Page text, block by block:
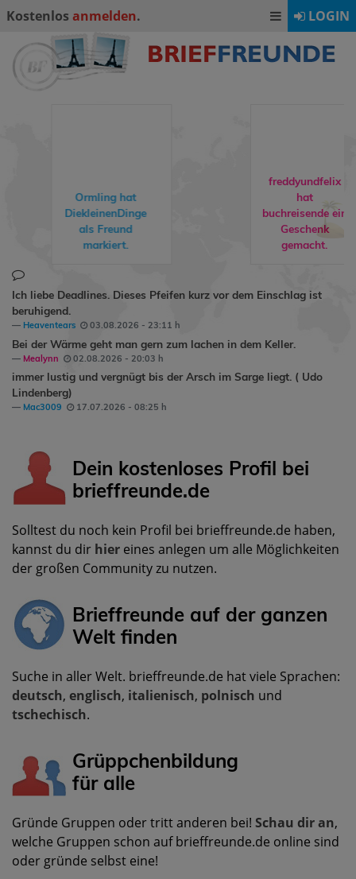
Kostenlos anmelden. LOGIN
hat
buchreisendeein
Geschenk
gemacht.
rebuat1974hat
Milly24als
Freund markiert.
Ich liebe Deadlines. Dieses Pfeifen kurz vor dem Einschlag ist
beruhigend.
Heaventears 03.08.2026 - 23:11 h
Bei der Wärme geht man gern zum lachen in dem Keller.
Mealynn 02.08.2026 - 20:03 h
immer lustig und vergnügt bis der Arsch im Sarge liegt. ( Udo
Lindenberg)
Mac3009 17.07.2026 - 08:25 h
Dein kostenloses Profil bei
brieffreunde.de
Solltest du noch kein Profil bei brieffreunde.de haben,
kannst du dir hier eines anlegen um alle Möglichkeiten
der großen Community zu nutzen.
Brieffreunde auf der ganzen
Welt finden
Suche in aller Welt. brieffreunde.de hat viele Sprachen:
deutsch, englisch, italienisch, polnisch und
tschechisch.
Grüppchenbildung
für alle
Gründe Gruppen oder tritt anderen bei! Schau dir an,
welche Gruppen schon auf brieffreunde.de online sind
oder gründe selbst eine!